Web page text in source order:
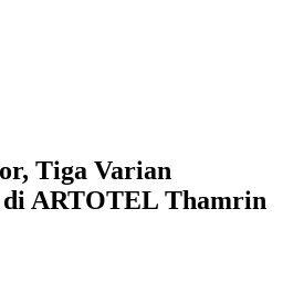
Tiga Varian
ARTOTEL Thamrin